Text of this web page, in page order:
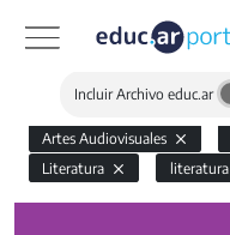
Incluir Archivo educ.ar
Artes Audiovisuales
Literatura
literatura